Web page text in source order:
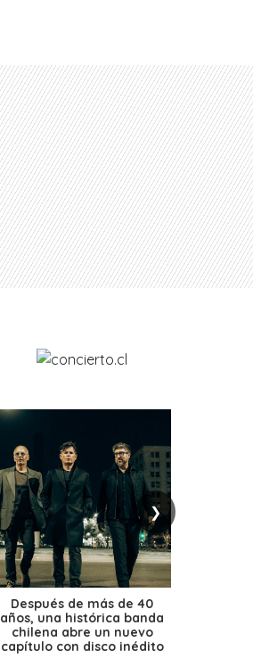
❯
Después de más de 40
años, una histórica banda
chilena abre un nuevo
capítulo con disco inédito